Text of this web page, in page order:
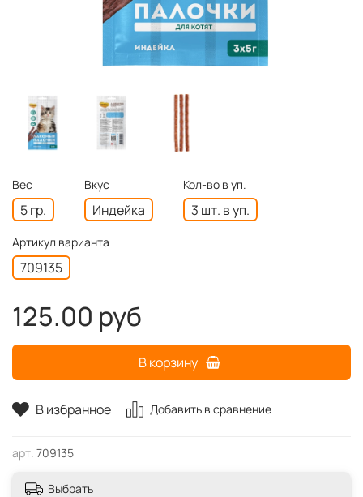
В избранное Добавить в сравнение
арт. 709135
Вес
5 гр.
Вкус
Индейка
Кол-во в уп.
3 шт. в уп.
Артикул варианта
709135
125.00 руб
В корзину
Выбрать